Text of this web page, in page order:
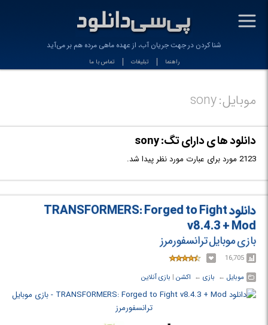
-
شنا کردن در جهت جریان آب، از عهده ماهی مرده هم بر می‌آید
راهنما تبلیغات تماس با ما
موبایل: sony
دانلود ها ی دارای تگ: sony
2123 مورد برای عبارت مورد نظر پیدا شد.
دانلود TRANSFORMERS: Forged to Fight
v8.4.3 + Mod
بازی موبایل ترانسفورمرز
16,705
موبایل ← ‏ بازی ← ‏ اکشن ‏| بازی آنلاین